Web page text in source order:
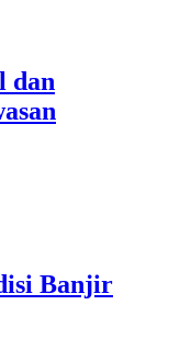
dan
Banjir